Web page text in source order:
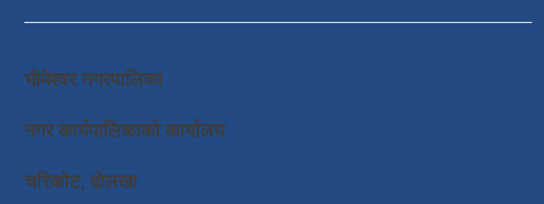
भीमेश्वर नगरपालिका
नगर कार्यपालिकाको कार्यालय
चरिकोट, दोलखा